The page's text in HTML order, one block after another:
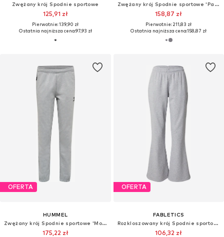
Zwężany krój Spodnie sportowe
125,91 zł
Pierwotnie: 139,90 zł
Ostatnia najniższa cena:97,93 zł
Zwężany krój Spodnie sportowe 'Park 20'
158,87 zł
Pierwotnie: 211,83 zł
Ostatnia najniższa cena:158,87 zł
OFERTA
HUMMEL
Zwężany krój Spodnie sportowe 'Move Grid'
175,22 zł
OFERTA
FABLETICS
Rozkloszowany krój Spodnie sportowe
106,32 zł